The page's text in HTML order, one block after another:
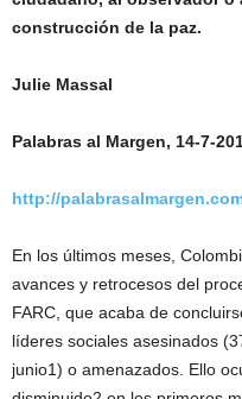
construcción de la paz.
Julie Massal
Palabras al Margen, 14-7-
http://
En los últimos meses,
avances y retrocesos del
FARC, que acaba de
líderes sociales asesinados
junio1) o amenazados. Ello